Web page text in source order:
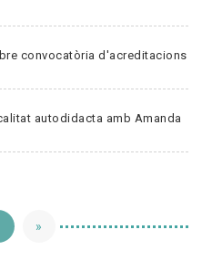
convocatòria d'acreditacions
autodidacta amb Amanda
»